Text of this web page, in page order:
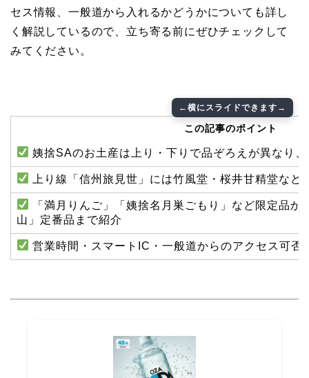
セス情報、一般道から入れるかどうかについても詳し
く解説しているので、立ち寄る前にぜひチェックして
みてください。
この記事のポイント
姨捨SAのお土産は上り・下りで品ぞろえが異なり
上り線「信州旅見世」には竹風堂・桜井甘精堂など
「満月りんご」「姨捨名月巣ごもり」など限定品か
山」定番品まで紹介
営業時間・スマートIC・一般道からのアクセス可否